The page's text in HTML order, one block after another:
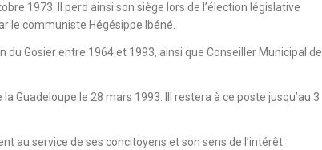
1973. Il perd ainsi son siège lors de l’élection législative
le communiste Hégésippe Ibéné.
Gosier entre 1964 et 1993, ainsi que Conseiller Municipal de
Guadeloupe le 28 mars 1993. Ill restera à ce poste jusqu’au 3
au service de ses concitoyens et son sens de l’intérêt